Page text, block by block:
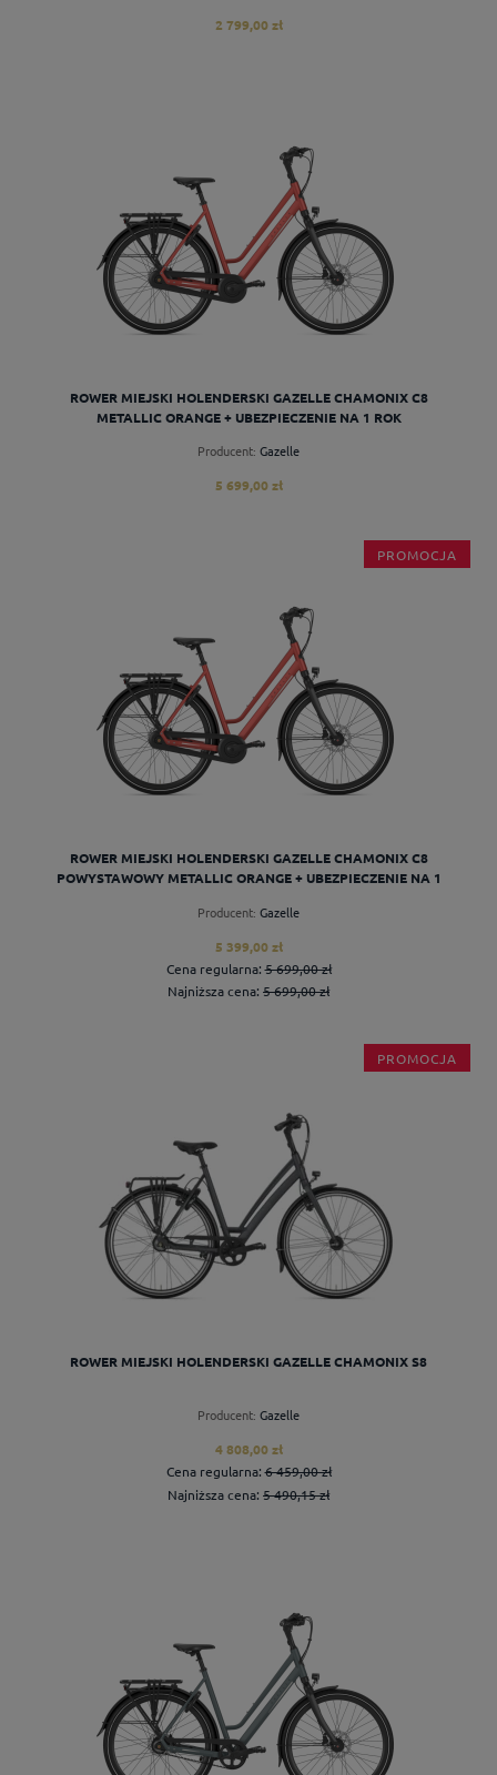
2 799,00 zł
do koszyka
ROWER MIEJSKI HOLENDERSKI GAZELLE CHAMONIX C8
METALLIC ORANGE + UBEZPIECZENIE NA 1 ROK
Producent: Gazelle
5 699,00 zł
do koszyka
ROWER MIEJSKI HOLENDERSKI GAZELLE CHAMONIX C8
POWYSTAWOWY METALLIC ORANGE + UBEZPIECZENIE NA 1
Producent: Gazelle
5 399,00 zł
Cena regularna:5 699,00 zł
Najniższa cena: 5 699,00 zł
do koszyka
PROMOCJA
ROWER MIEJSKI HOLENDERSKI GAZELLE CHAMONIX S8
Producent: Gazelle
4 808,00 zł
Cena regularna:6 459,00 zł
Najniższa cena: 5 490,15 zł
do koszyka
PROMOCJA